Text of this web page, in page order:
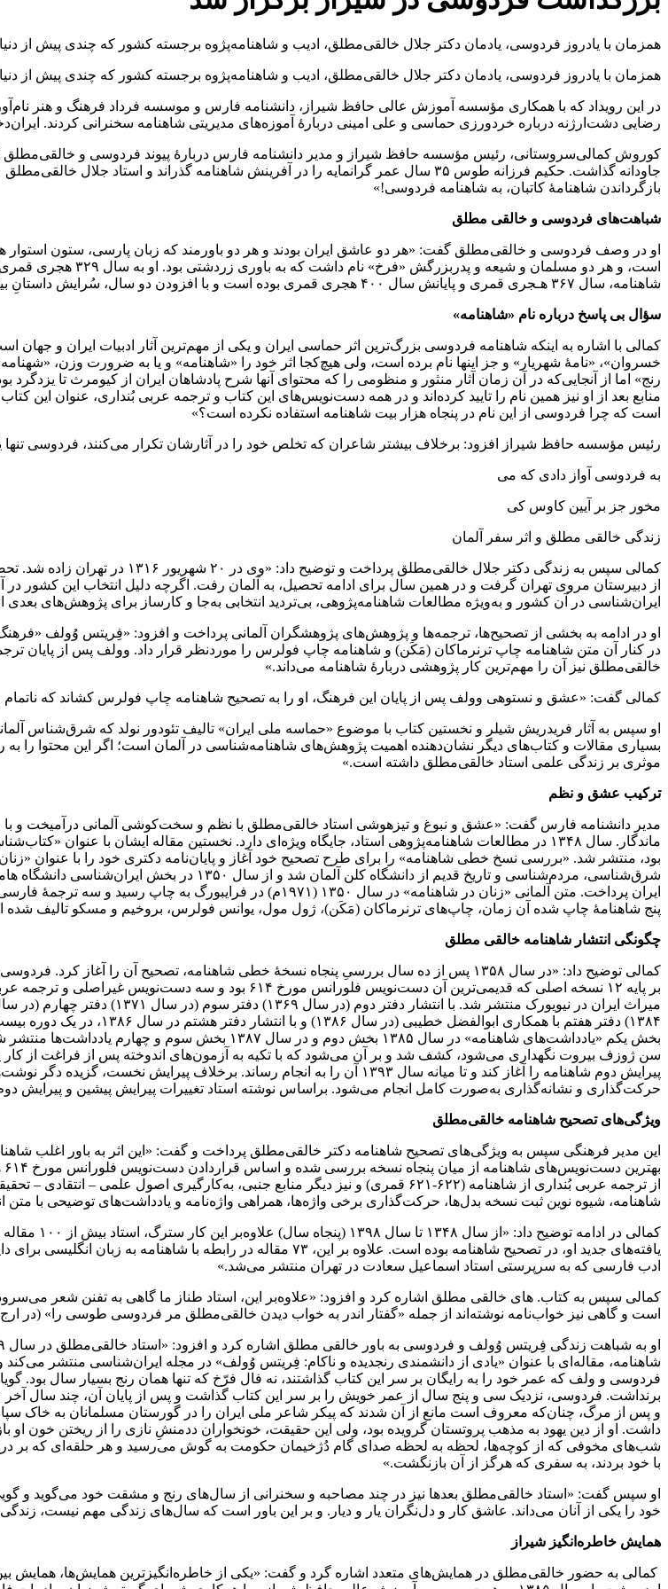
همزمان با یادروز فردوسی، یادمان دکتر جلال خالقی‌مطلق، ادیب و شاهنامه‌پژوه برجسته کشور که چندی پیش از
همزمان با یادروز فردوسی، یادمان دکتر جلال خالقی‌مطلق، ادیب و شاهنامه‌پژوه برجسته کشور که چندی پیش از
در این رویداد که با همکاری مؤسسه آموزش عالی حافظ شیراز، دانشنامه فارس و موسسه فرداد فرهنگ و هنر
رضایی دشت‌ارژنه درباره خردورزی حماسی و علی امینی دربارۀ آموزه‌های مدیریتی شاهنامه سخنرانی کردند.
کوروش کمالی‌سروستانی، رئیس مؤسسه حافظ شیراز و مدیر دانشنامه فارس دربارۀ پیوند فردوسی و
بازگرداندن شاهنامۀ کاتبان، به شاهنامه فردوسی!»
شباهت‌های فردوسی و خالقی مطلق
او در وصف فردوسی و خالقی‌مطلق گفت: «هر دو عاشق ایران بودند و هر دو باورمند که زبان پارسی، ستون
شاهنامه، سال ۳۶۷ هـجری قمری و پایانش سال ۴۰۰ هجری قمری بوده است و با افزودن دو سال، سُرایش داستانِ بیژن و منیژه، ۳۵ سال شاهنامه در ۵۰ هزار بیت در ذهن و زبان فردوسی جاری و ساری بود.»
سؤال بی پاسخ درباره نام «شاهنامه»
کمالی با اشاره به اینکه شاهنامه فردوسی بزرگ‌ترین اثر حماسی ایران و یکی از مهم‌ترین آثار ادبیات ایران و جهان
خسروان»، «نامۀ شهریار» و جز اینها نام برده است، ولی هیچ‌کجا اثر خود را «شاهنامه» و یا به ضرورت وزن،
رنج» اما از آنجایی‌که در آن زمان آثار منثور و منظومی را که محتوای آنها شرح پادشاهان ایران از کیومرث تا
منابع بعد از او نیز همین نام را تایید کرده‌اند و در همه دست‌نویس‌های این کتاب و ترجمه عربی بُنداری، عنوان این
است که چرا فردوسی از این نام در پنجاه هزار بیت شاهنامه استفاده نکرده است؟»
رئیس مؤسسه حافظ شیراز افزود: برخلاف بیشتر شاعران که تخلص خود را در آثارشان تکرار می‌کنند، فردوسی تنها
به فردوسی آواز دادی که می
مخور جز بر آیین کاوس کی
زندگی خالقی مطلق و اثر سفر آلمان
از دبیرستان مروی تهران گرفت و در همین سال برای ادامه تحصیل، به آلمان رفت. اگرچه دلیل انتخاب این کشور
ایران‌شناسی در آن کشور و به‌ویژه مطالعات شاهنامه‌پژوهی، بی‌تردید انتخابی به‌جا و کارساز برای پژوهش‌های بعدی
او در ادامه به بخشی از تصحیح‌ها، ترجمه‌ها و پژوهش‌های پژوهشگران آلمانی پرداخت و افزود: «فِریتس وُولف
خالقی‌مطلق نیز آن را مهم‌ترین کار پژوهشی دربارۀ شاهنامه می‌داند.»
کمالی گفت: «عشق و نستوهی وولف پس از پایان این فرهنگ، او را به تصحیح شاهنامه چاپ فولرس کشاند که ناتمام
او سپس به آثار فریدریش شیلر و نخستین کتاب با موضوع «حماسه ملی ایران» تالیف تئودور نولد که شرق‌شناس
بسیاری مقالات و کتاب‌های دیگر نشان‌دهنده اهمیت پژوهش‌های شاهنامه‌شناسی در آلمان است؛ اگر این محتوا را
موثری بر زندگی علمی استاد خالقی‌مطلق داشته است.»
ترکیب عشق و نظم
مدیر دانشنامه فارس گفت: «عشق و نبوغ و تیزهوشی استاد خالقی‌مطلق با نظم و سخت‌کوشی آلمانی درآمیخت و
ماندگار. سال ۱۳۴۸ در مطالعات شاهنامه‌پژوهی استاد، جایگاه ویژه‌ای دارد. نخستین مقاله ایشان با
شرق‌شناسی، مردم‌شناسی و تاریخ قدیم از دانشگاه کلن
پنج شاهنامۀ چاپ شده آن زمان، چاپ‌های ترنرماکان (مَکَن)، ژول مول، یوانس فولرس، بروخیم و مسکو تالیف
چگونگی انتشار شاهنامه خالقی مطلق
پیرایش دوم شاهنامه را آغاز ‌کند و تا میانه سال ۱۳۹۳ آن را به انجام ‌رساند.
حرکت‌گذاری و نشانه‌گذاری به‌صورت کامل انجام می‌شود. براساس نوشته استاد تغییرات پیرایش پیشین و پیرایش
ویژگی‌های تصحیح شاهنامه خالقی‌مطلق
این مدیر فرهنگی سپس به ویژگی‌های تصحیح شاهنامه دکتر خالقی‌مطلق پرداخت و گفت: «این اثر به باور اغلب
از ترجمه عربی بُنداری از شاهنامه (۶۲۲-۶۲۱ قمری) و نیز دیگر منابع جنبی،
شاهنامه، شیوه نوین ثبت نسخه بدل‌ها، حرکت‌گذاری برخی واژه‌ها، همراهی واژه‌نامه و یادداشت‌های توضیحی با متن
کمالی در
ادب فارسی که به سرپرستی استاد اسماعیل سعادت در تهران منتشر می‌شد.»
کمالی سپس به کتاب. های خالقی مطلق اشاره کرد و افزود: «علاوه‌بر این، استاد طناز ما گاهی به تفنن شعر
است و گاهی نیز خواب‌نامه نوشته‌اند از جمله «گفتار اندر به خواب دیدن خالقی‌مطلق مر فردوسی طوسی را» (در
شاهنامه، مقاله‌ای با عنوان «یادی از دانشمندی رنجدیده و ناکام: فِریتس وُولف» در مجله ایران‌شناسی منتشر
فردوسی و ولف که عمر خود را به رایگان بر سر این کتاب گذاشتند، نه فال فرّخ که تنها همان رنج بسیار سال
برنداشت. فردوسی، نزدیک سی و پنج سال از عمر خویش را بر سر این کتاب گذاشت و پس از پایان آن، چند سال
و پس از مرگ، چنان‌که معروف است مانع از آن شدند که پیکر شاعر ملی ایران را در گورستان مسلمانان به خاک
شب‌های مخوفی که از کوچه‌ها، لحظه به لحظه صدای گام دُژخیمان حکومت به گوش می‌رسید و هر حلقه‌ای که بر دری
با خود بردند، به سفری که هرگز از آن بازنگشت.»
او سپس گفت: «استاد خالقی‌مطلق بعدها نیز در چند مصاحبه و سخنرانی از سال‌های رنج و مشقت خود می‌گوید و
خود را یکی از آنان می‌داند. عاشق کار و دل‌نگران یار و دیار. و بر این باور است که سال‌های زندگی مهم نیست،
همایش خاطره‌انگیز شیراز
کمالی به حضور خالقی‌مطلق در همایش‌های متعدد اشاره گرد و گفت: «یکی از خاطره‌انگیزترین همایش‌ها، همایش